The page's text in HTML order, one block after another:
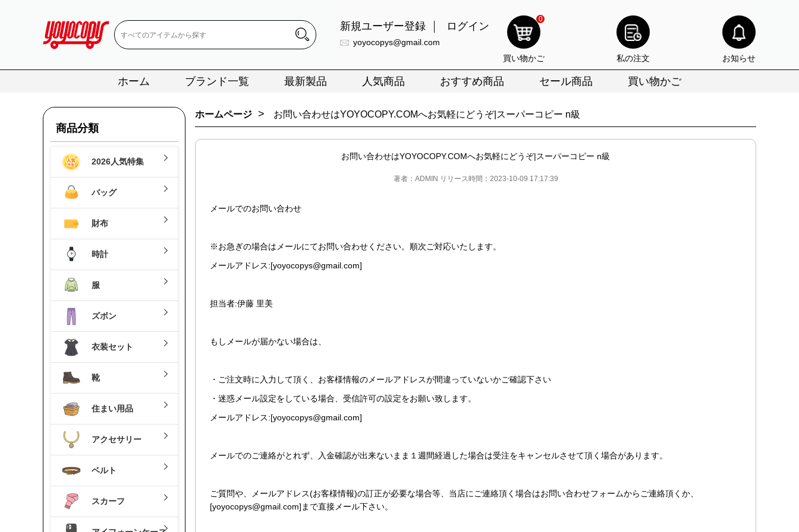
新規ユーザー登録 ログイン
yoyocopys@gmail.com
0
買い物かご 私の注文 お知らせ
ホーム ブランド一覧 最新製品 人気商品 おすすめ商品 セール商品 買い物かご
商品分類
2026人気特集
バッグ
財布
時計
服
ズボン
衣装セット
靴
住まい用品
アクセサリー
ベルト
スカーフ
ホームページ > お問い合わせはYOYOCOPY.COMへお気軽にどうぞ|スーパーコピー n級
お問い合わせはYOYOCOPY.COMへお気軽にどうぞ|スーパーコピー n級
著者：ADMIN リリース時間：2023-10-09 17:17:39
メールでのお問い合わせ
※お急ぎの場合はメールにてお問い合わせください。順次ご対応いたします。
メールアドレス:[yoyocopys@gmail.com]
担当者:伊藤 里美
もしメールが届かない場合は、
・ご注文時に入力して頂く、お客様情報のメールアドレスが間違っていないかご確認下さい
・迷惑メール設定をしている場合、受信許可の設定をお願い致します。
メールアドレス:[yoyocopys@gmail.com]
メールでのご連絡がとれず、入金確認が出来ないまま１週間経過した場合は受注をキャンセルさせて頂く場合があります。
ご質問や、メールアドレス(お客様情報)の訂正が必要な場合等、当店にご連絡頂く場合はお問い合わせフォームからご連絡頂くか、
[yoyocopys@gmail.com]まで直接メール下さい。